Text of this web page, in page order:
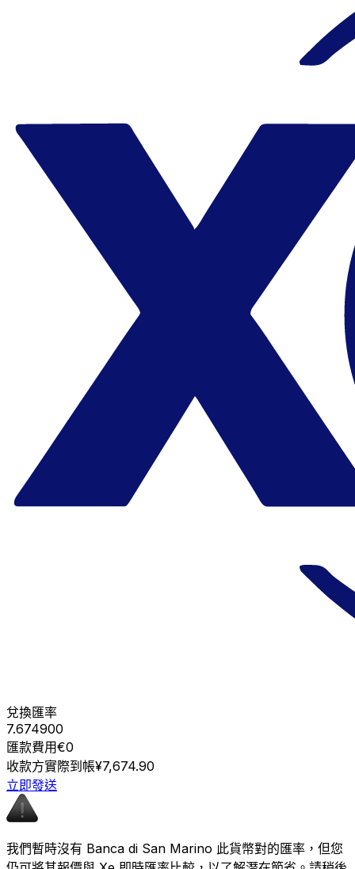
兌換匯率
7.674900
匯款費用€0
收款方實際到帳¥7,674.90
立即發送
我們暫時沒有 Banca di San Marino 此貨幣對的匯率，但您